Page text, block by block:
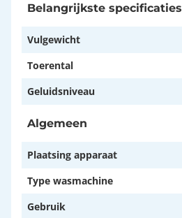
Belangrijkste specificaties
Vulgewicht
Toerental
Geluidsniveau
Algemeen
Plaatsing apparaat
Type wasmachine
Gebruik